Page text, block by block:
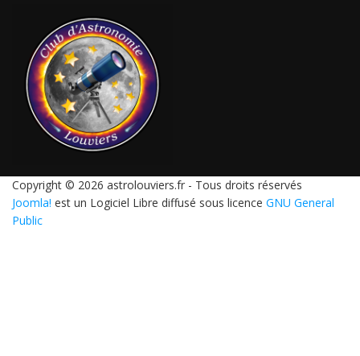
Copyright © 2026 astrolouviers.fr - Tous droits réservés
Joomla! est un Logiciel Libre diffusé sous licence GNU General
Public